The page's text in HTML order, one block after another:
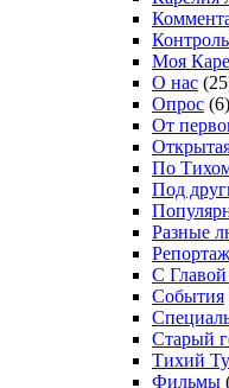
Моя
О нас
Опрос (6)
От
По
Под
Разные
Репортаж
С
События
Старый
Тихий
Фильмы